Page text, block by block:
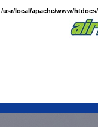
/usr/local/apache/www/